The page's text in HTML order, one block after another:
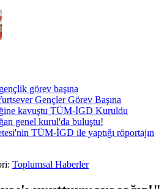
görev başına
Gençler Görev Başına
kavuştu TÜM-İGD Kuruldu
genel kurul'da buluştu!
TÜM-İGD ile yaptığı röportajın
Toplumsal Haberler